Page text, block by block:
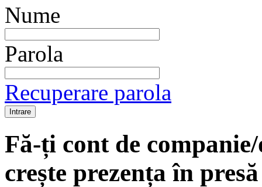
Nume
Parola
Recuperare parola
Fă-ți cont de
crește prezența în